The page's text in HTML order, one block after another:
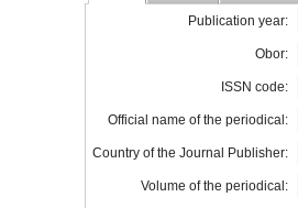
Publication year:
Obor:
ISSN code:
Official name of the periodical:
Country of the Journal Publisher:
Volume of the periodical: